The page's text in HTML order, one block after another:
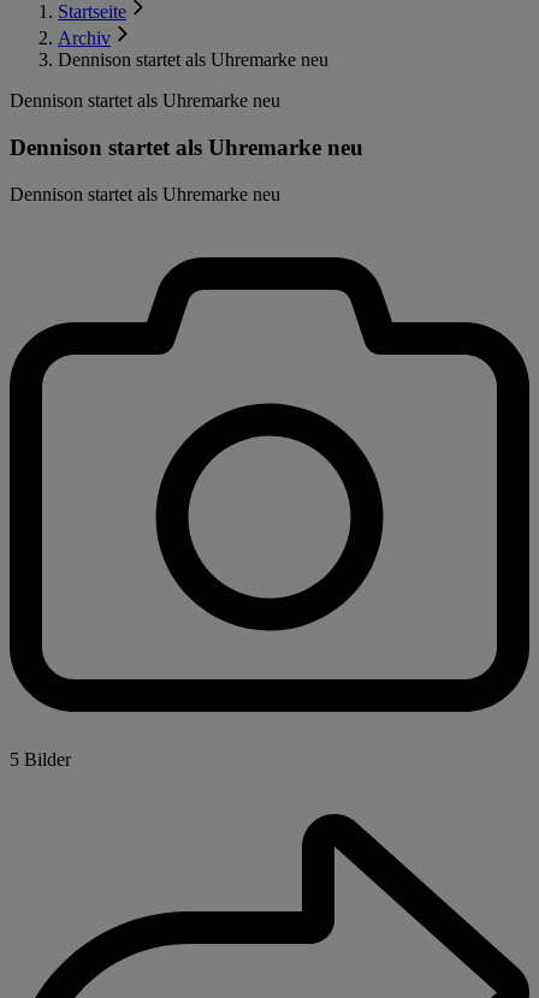
Startseite
Archiv
Dennison startet als Uhremarke neu
Dennison startet als Uhremarke neu
Dennison startet als Uhremarke neu
Dennison startet als Uhremarke neu
5 Bilder